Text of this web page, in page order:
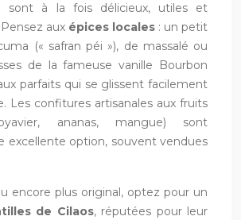
sont à la fois délicieux, utiles et
aux épices locales : un petit
(« safran péi »), de massalé ou
de la fameuse vanille Bourbon
parfaits qui se glissent facilement
Les confitures artisanales aux fruits
ananas, mangue) sont
excellente option, souvent vendues
encore plus original, optez pour un
de Cilaos, réputées pour leur